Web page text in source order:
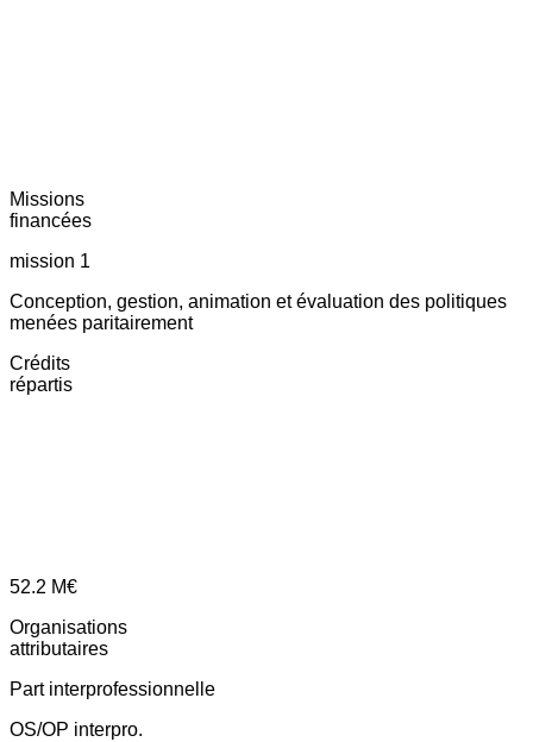
Missions
financées
mission 1
Conception, gestion, animation et évaluation des politiques
menées paritairement
Crédits
répartis
52.2 M€
Organisations
attributaires
Part interprofessionnelle
OS/OP interpro.